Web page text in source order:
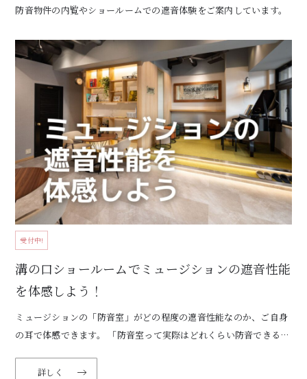
防音物件の内覧やショールームでの遮音体験をご案内しています。
受付中!
溝の口ショールームでミュージションの遮音性能
を体感しよう！
ミュージションの「防音室」がどの程度の遮音性能なのか、ご自身
の耳で体感できます。 「防音室って実際はどれくらい防音できる
詳しく